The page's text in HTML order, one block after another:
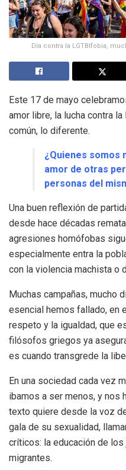
Día contra la LGTBIfobia,
Este 17 de mayo
amor libre, la lucha contra
común, lo diferente.
¿Quienes somos
amor de otras
personas del
Una buen reflexión de
desde hace décadas
agresiones homófobas
especialmente entra la
con la violencia machista o
Muchas campañas, mucho
esencial hemos fallado, en
respeto y la igualdad, que
filósofos griegos ya
es cuando transgrede la
En una sociedad cada vez
ibamos a ser menos, y nos
texto quiere desde la voz
gala de su sexualidad,
críticos: la educación de
migrantes.